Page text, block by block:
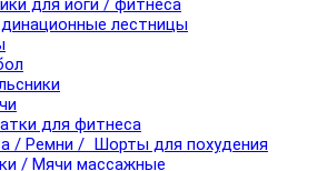
для йоги / фитнеса
лестницы
для фитнеса
/ Ремни / Шорты для похудения
/ Мячи массажные